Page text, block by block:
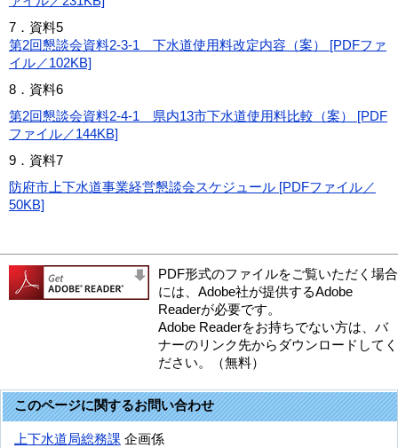
7．資料5
第2回懇談会資料2-3-1 下水道使用料改定内容（案） [PDFファ
イル／102KB]
8．資料6
第2回懇談会資料2-4-1 県内13市下水道使用料比較（案） [PDF
ファイル／144KB]
9．資料7
防府市上下水道事業経営懇談会スケジュール [PDFファイル／
50KB]
PDF形式のファイルをご覧いただく場合
には、Adobe社が提供するAdobe
Readerが必要です。
Adobe Readerをお持ちでない方は、バ
ナーのリンク先からダウンロードしてく
ださい。（無料）
このページに関するお問い合わせ
上下水道局総務課 企画係